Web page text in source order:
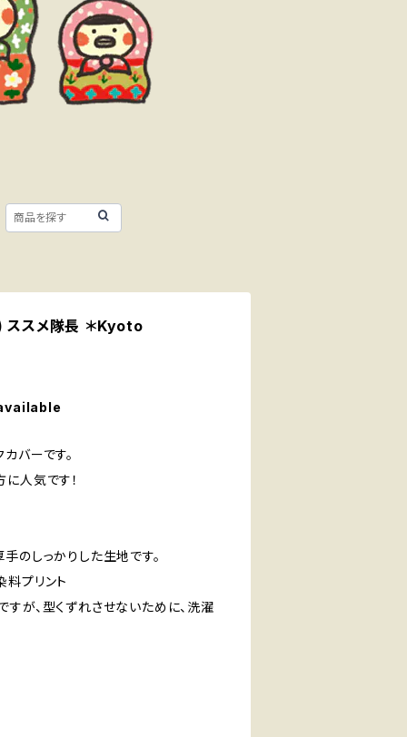
ススメ隊長 ＊Kyoto
バーです。
人気です！
しっかりした生地です。
プリント
が、型くずれさせないために、洗濯